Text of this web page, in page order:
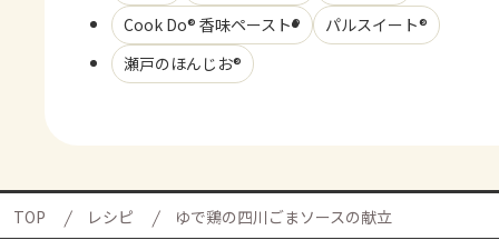
Cook Do® 香味ペースト®
パルスイート®
瀬戸のほんじお®
TOP レシピ ゆで鶏の四川ごまソースの献立